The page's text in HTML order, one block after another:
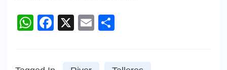
WhatsApp
Facebook
X Email